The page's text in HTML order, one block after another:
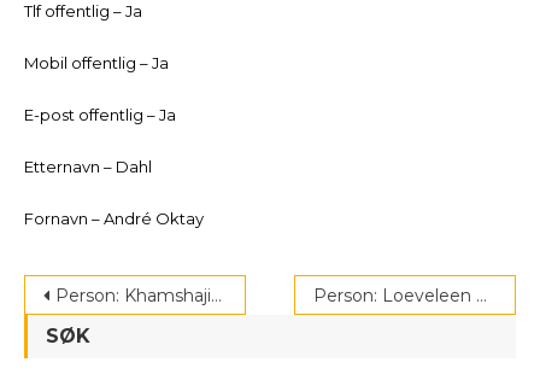
Tlf offentlig – Ja
Mobil offentlig – Ja
E-post offentlig – Ja
Etternavn – Dahl
Fornavn – André Oktay
Post
navigation
Person: Khamshajiny Gunaratnam Person: Loeveleen Rihel Brenna
SØK